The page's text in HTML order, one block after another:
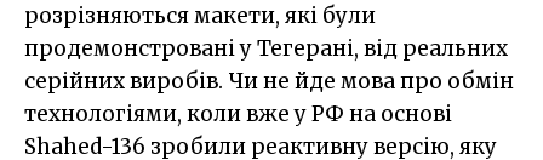
розрізняються макети, які були
продемонстровані у Тегерані, від реальних
серійних виробів. Чи не йде мова про обмін
технологіями, коли вже у РФ на основі
Shahed-136 зробили реактивну версію, яку